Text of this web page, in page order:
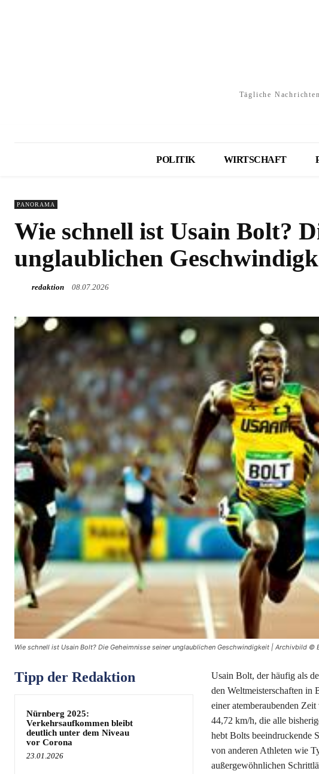
Tägliche
POLITIK WIRTSCHAFT
PANORAMA
Wie schnell ist Usain Bolt?
unglaublichen
redaktion 08.07.2026
Wie schnell ist Usain Bolt? Die Geheimnisse seiner unglaublichen Geschwindigkeit | Archivbild ©
Tipp der Redaktion
Nürnberg 2025:
Verkehrsaufkommen bleibt
deutlich unter dem Niveau
vor Corona
23.01.2026
Usain Bolt, der häufig als
den Weltmeisterschaften in
einer atemberaubenden
44,72 km/h, die alle
hebt Bolts beeindruckende
von anderen Athleten wie
außergewöhnlichen